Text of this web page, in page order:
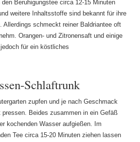
Beruhigungstee circa 12-15 Minuten
weitere Inhaltsstoffe sind bekannt für ihre
Allerdings schmeckt reiner Baldriantee oft
Orangen- und Zitronensaft und einige
für ein köstliches
Schlaftrunk
zupfen und je nach Geschmack
pressen. Beides zusammen in ein Gefäß
kochenden Wasser aufgießen. Im
Tee circa 15-20 Minuten ziehen lassen